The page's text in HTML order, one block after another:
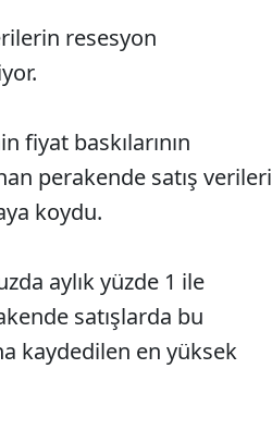
resesyon
fiyat baskılarının
perakende satış verileri
koydu.
aylık yüzde 1 ile
satışlarda bu
kaydedilen en yüksek